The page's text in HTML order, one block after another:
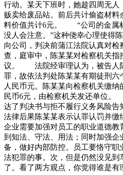
行动。某天下班时，她趁四周无人
贩卖给废品站。前后共计偷盗材
料价值共计6元。 “公司的金属
没人会注意。”这种侥幸心理使得
向公司，判决前蒲江法院认真对
查，庭审中，陈某某对检察机关指
议。 法院经审理认为，被告人
罪，故依法判处陈某某有期徒刑六
人民币元。陈某某向检察机关缴纳
民币6元，由检察机关发还单位
达了判决书与拒不履行义务风险告
法律后果陈某某表示认罪认罚并
企业需要加强对员工的职业道德
到知法、守法、用法；同时加强企
备，做好内部防控。员工要恪守职
法犯罪的事。次，但是仍然没见
了。看了两方观点，你觉得谁是有